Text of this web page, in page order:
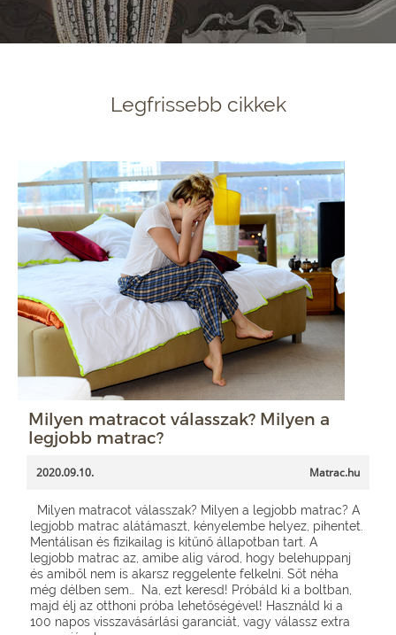
Legfrissebb cikkek
Milyen matracot válasszak? Milyen a
legjobb matrac?
2020.09.10. Matrac.hu
Milyen matracot válasszak? Milyen a legjobb matrac? A
legjobb matrac alátámaszt, kényelembe helyez, pihentet.
Mentálisan és fizikailag is kitűnő állapotban tart. A
legjobb matrac az, amibe alig várod, hogy belehuppanj
és amiből nem is akarsz reggelente felkelni. Sőt néha
még délben sem… Na, ezt keresd! Próbáld ki a boltban,
majd élj az otthoni próba lehetőségével! Használd ki a
100 napos visszavásárlási garanciát, vagy válassz extra